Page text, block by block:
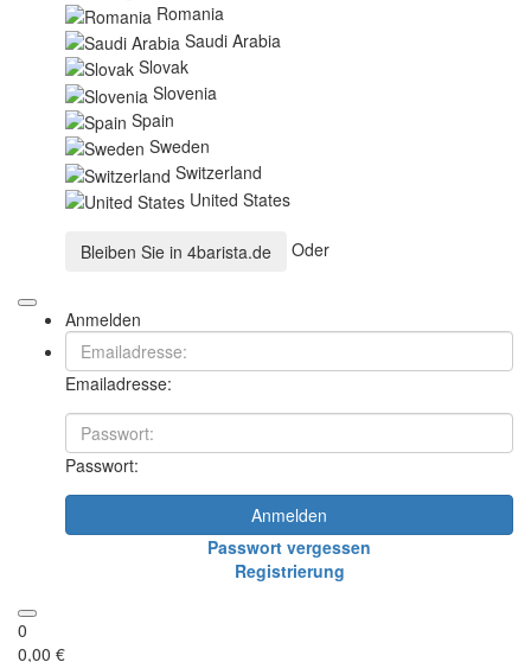
Romania
Saudi Arabia
Slovak
Slovenia
Spain
Sweden
Switzerland
United States
Bleiben Sie in 4barista.de Oder
Anmelden
Emailadresse:
Passwort:
Anmelden
Passwort vergessen
Registrierung
0
0,00 €